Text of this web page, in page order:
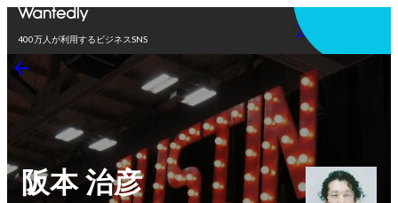
400万人が利用するビジネスSNS
アプリを使う
阪本 治彦